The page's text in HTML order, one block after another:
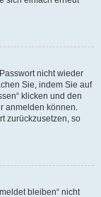
nicht wieder
Sie, indem Sie auf
klicken und den
anmelden können.
zurückzusetzen, so
bleiben“ nicht